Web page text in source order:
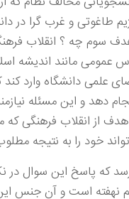
طاغوتی و غرب گرا در
سوم چه ؟ انقلاب
عمومی مانند اندیشه
علمی دانشگاه وارد کند
دهد و این مسئله
از انقلاب فرهنگی
خود را به نتیجه
که پاسخ این سوال در
نهفته است و آن جنس